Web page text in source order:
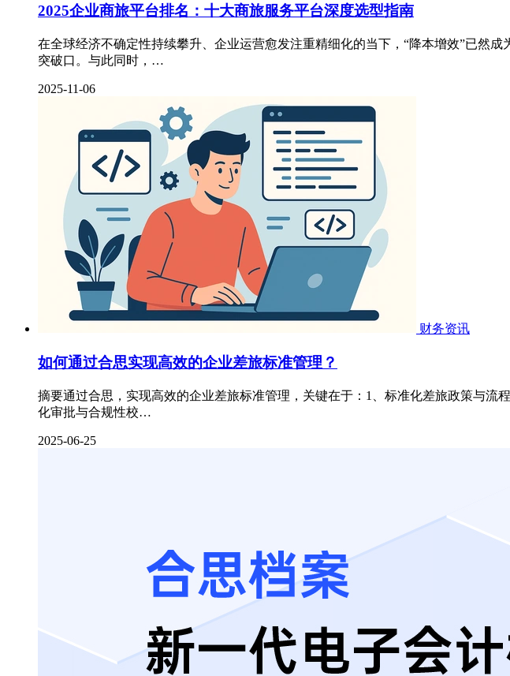
2025企业商旅平台排名：十大商旅服务平台深度选型指南
在全球经济不确定性持续攀升、企业运营愈发注重精细化的当下，“降本增效”已然
突破口。与此同时，…
2025-11-06
财务资讯
如何通过合思实现高效的企业差旅标准管理？
摘要通过合思，实现高效的企业差旅标准管理，关键在于：1、标准化差旅政策与
化审批与合规性校…
2025-06-25